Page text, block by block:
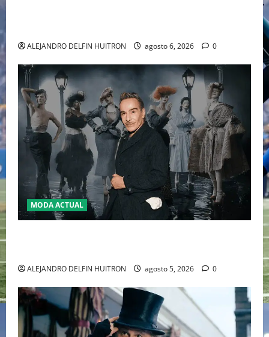
ALEJANDRO DELFIN HUITRON agosto 6, 2026 0
MODA ACTUAL
ALEJANDRO DELFIN HUITRON agosto 5, 2026 0